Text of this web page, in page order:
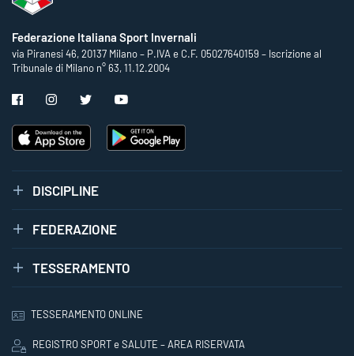
Federazione Italiana Sport Invernali
via Piranesi 46, 20137 Milano – P.IVA e C.F. 05027640159 – Iscrizione al
Tribunale di Milano n° 63, 11.12.2004
DISCIPLINE
FEDERAZIONE
TESSERAMENTO
TESSERAMENTO ONLINE
REGISTRO SPORT e SALUTE – AREA RISERVATA